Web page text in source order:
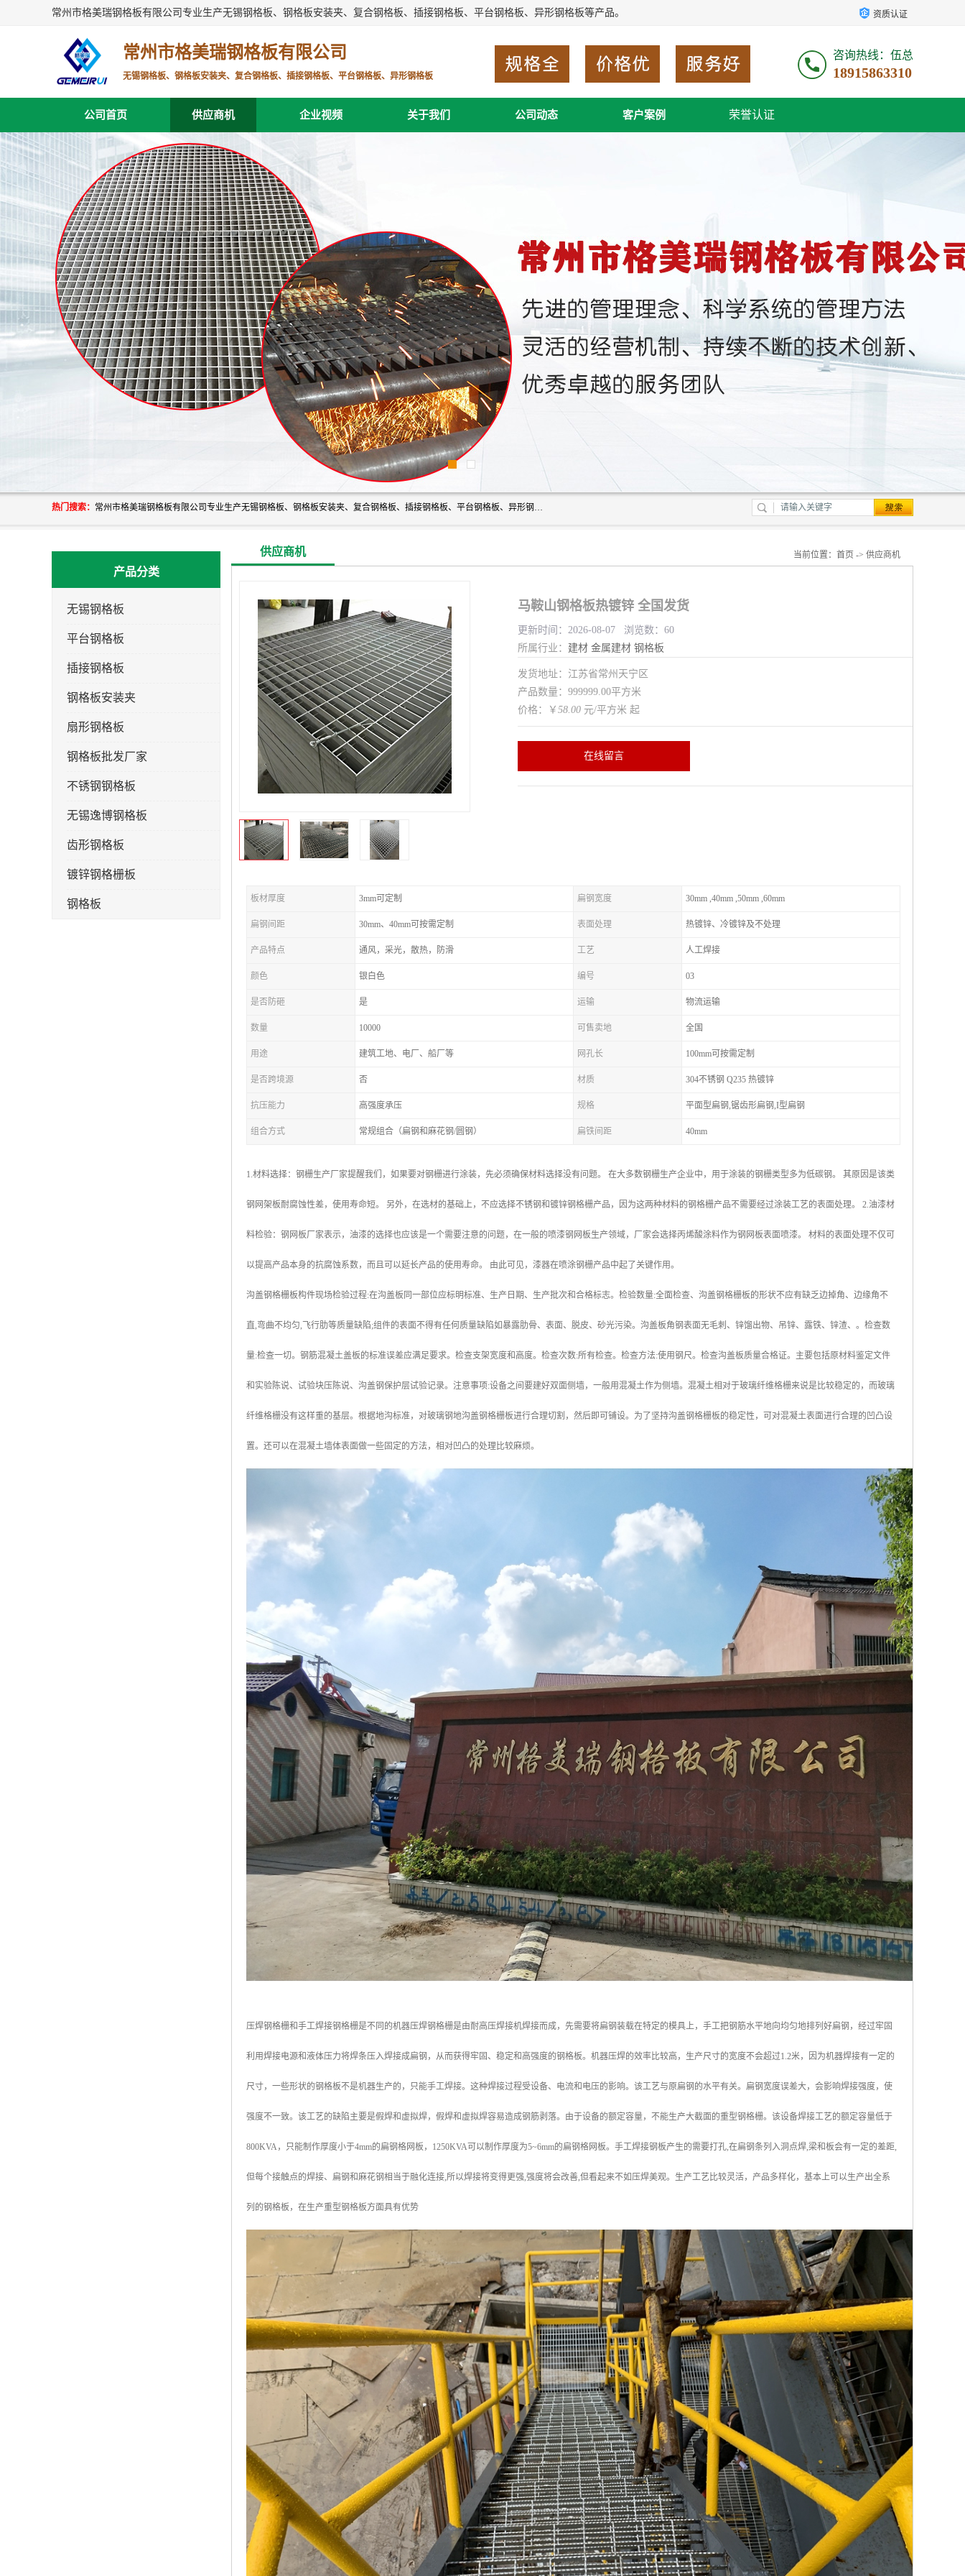
常州市格美瑞钢格板有限公司专业生产无锡钢格板、钢格板安装夹、复合钢格板、插接钢格板、平台钢格板、异形钢格板等产品。 资质认证
常州市格美瑞钢格板有限公司
无锡钢格板、钢格板安装夹、复合钢格板、插接钢格板、平台钢格板、异形钢格板
咨询热线：伍总
18915863310
公司首页 供应商机 企业视频 关于我们 公司动态 客户案例 荣誉认证
热门搜索： 常州市格美瑞钢格板有限公司专业生产无锡钢格板、钢格板安装夹、复合钢格板、插接钢格板、平台钢格板、异形钢格板等产品。
产品分类
无锡钢格板
平台钢格板
插接钢格板
钢格板安装夹
扇形钢格板
钢格板批发厂家
不锈钢钢格板
无锡逸博钢格板
齿形钢格板
镀锌钢格栅板
钢格板
供应商机 当前位置： 首页 -> 供应商机
马鞍山钢格板热镀锌 全国发货
更新时间：2026-08-07 浏览数：60
所属行业： 建材 金属建材 钢格板
发货地址：江苏省常州天宁区
产品数量：999999.00平方米
价格：￥ 58.00 元/平方米 起
在线留言
板材厚度 3mm可定制 扁钢宽度 30mm ,40mm ,50mm ,60mm
扁钢间距 30mm、40mm可按需定制 表面处理 热镀锌、冷镀锌及不处理
产品特点 通风，采光，散热，防滑 工艺 人工焊接
颜色 银白色 编号 03
是否防砸 是 运输 物流运输
数量 10000 可售卖地 全国
用途 建筑工地、电厂、船厂等 网孔长 100mm可按需定制
是否跨境源 否 材质 304不锈钢 Q235 热镀锌
抗压能力 高强度承压 规格 平面型扁钢,锯齿形扁钢,I型扁钢
组合方式 常规组合（扁钢和麻花钢/圆钢） 扁铁间距 40mm
1.材料选择：钢栅生产厂家提醒我们，如果要对钢栅进行涂装，先必须确保材料选择没有问题。 在大多数钢栅生产企业中，用于涂装的钢栅类型多为低碳钢。 其原因是该类
钢网架板耐腐蚀性差，使用寿命短。 另外，在选材的基础上，不应选择不锈钢和镀锌钢格栅产品，因为这两种材料的钢格栅产品不需要经过涂装工艺的表面处理。 2.油漆材
料检验：钢网板厂家表示，油漆的选择也应该是一个需要注意的问题，在一般的喷漆钢网板生产领域，厂家会选择丙烯酸涂料作为钢网板表面喷漆。 材料的表面处理不仅可
以提高产品本身的抗腐蚀系数，而且可以延长产品的使用寿命。 由此可见，漆器在喷涂钢栅产品中起了关键作用。
沟盖钢格栅板构件现场检验过程:在沟盖板同一部位应标明标准、生产日期、生产批次和合格标志。检验数量:全面检查、沟盖钢格栅板的形状不应有缺乏边掉角、边缘角不
直,弯曲不均匀,飞行肋等质量缺陷;组件的表面不得有任何质量缺陷如暴露肋骨、表面、脱皮、砂光污染。沟盖板角钢表面无毛刺、锌馏出物、吊锌、露铁、锌渣、。检查数
量:检查一切。钢筋混凝土盖板的标准误差应满足要求。检查支架宽度和高度。检查次数:所有检查。检查方法:使用钢尺。检查沟盖板质量合格证。主要包括原材料鉴定文件
和实验陈说、试验块压陈说、沟盖钢保护层试验记录。注意事项:设备之间要建好双面侧墙，一般用混凝土作为侧墙。混凝土相对于玻璃纤维格栅来说是比较稳定的，而玻璃
纤维格栅没有这样重的基层。根据地沟标准，对玻璃钢地沟盖钢格栅板进行合理切割，然后即可铺设。为了坚持沟盖钢格栅板的稳定性，可对混凝土表面进行合理的凹凸设
置。还可以在混凝土墙体表面做一些固定的方法，相对凹凸的处理比较麻烦。
压焊钢格栅和手工焊接钢格栅是不同的机器压焊钢格栅是由耐高压焊接机焊接而成，先需要将扁钢装载在特定的模具上，手工把钢筋水平地向均匀地排列好扁钢，经过牢固
利用焊接电源和液体压力将焊条压入焊接成扁钢，从而获得牢固、稳定和高强度的钢格板。机器压焊的效率比较高，生产尺寸的宽度不会超过1.2米，因为机器焊接有一定的
尺寸，一些形状的钢格板不是机器生产的，只能手工焊接。这种焊接过程受设备、电流和电压的影响。该工艺与原扁钢的水平有关。扁钢宽度误差大，会影响焊接强度，使
强度不一致。该工艺的缺陷主要是假焊和虚拟焊，假焊和虚拟焊容易造成钢筋剥落。由于设备的额定容量，不能生产大截面的重型钢格栅。该设备焊接工艺的额定容量低于
800KVA，只能制作厚度小于4mm的扁钢格网板，1250KVA可以制作厚度为5~6mm的扁钢格网板。手工焊接钢板产生的需要打孔,在扁钢条列入洞点焊,梁和板会有一定的差距,
但每个接触点的焊接、扁钢和麻花钢相当于融化连接,所以焊接将变得更强,强度将会改善,但看起来不如压焊美观。生产工艺比较灵活，产品多样化，基本上可以生产出全系
列的钢格板，在生产重型钢格板方面具有优势